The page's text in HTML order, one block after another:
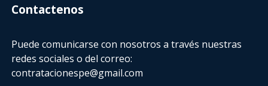
Contactenos
Puede comunicarse con nosotros a través nuestras
redes sociales o del correo:
contratacionespe@gmail.com